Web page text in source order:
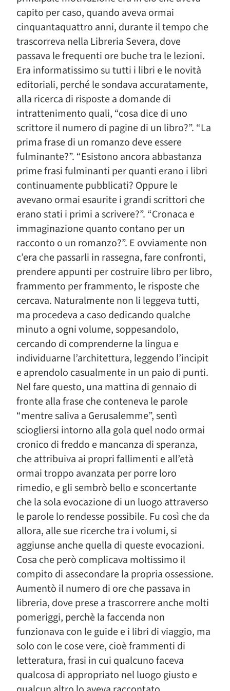
capito per caso, quando aveva ormai
cinquantaquattro anni, durante il tempo che
trascorreva nella Libreria Severa, dove
passava le frequenti ore buche tra le lezioni.
Era informatissimo su tutti i libri e le novità
editoriali, perché le sondava accuratamente,
alla ricerca di risposte a domande di
intrattenimento quali, “cosa dice di uno
scrittore il numero di pagine di un libro?”. “La
prima frase di un romanzo deve essere
fulminante?”. “Esistono ancora abbastanza
prime frasi fulminanti per quanti erano i libri
continuamente pubblicati? Oppure le
avevano ormai esaurite i grandi scrittori che
erano stati i primi a scrivere?”. “Cronaca e
immaginazione quanto contano per un
racconto o un romanzo?”. E ovviamente non
c’era che passarli in rassegna, fare confronti,
prendere appunti per costruire libro per libro,
frammento per frammento, le risposte che
cercava. Naturalmente non li leggeva tutti,
ma procedeva a caso dedicando qualche
minuto a ogni volume, soppesandolo,
cercando di comprenderne la lingua e
individuarne l’architettura, leggendo l’incipit
e aprendolo casualmente in un paio di punti.
Nel fare questo, una mattina di gennaio di
fronte alla frase che conteneva le parole
“mentre saliva a Gerusalemme”, sentì
sciogliersi intorno alla gola quel nodo ormai
cronico di freddo e mancanza di speranza,
che attribuiva ai propri fallimenti e all’età
ormai troppo avanzata per porre loro
rimedio, e gli sembrò bello e sconcertante
che la sola evocazione di un luogo attraverso
le parole lo rendesse possibile. Fu così che da
allora, alle sue ricerche tra i volumi, si
aggiunse anche quella di queste evocazioni.
Cosa che però complicava moltissimo il
compito di assecondare la propria ossessione.
Aumentò il numero di ore che passava in
libreria, dove prese a trascorrere anche molti
pomeriggi, perchè la faccenda non
funzionava con le guide e i libri di viaggio, ma
solo con le cose vere, cioè frammenti di
letteratura, frasi in cui qualcuno faceva
qualcosa di appropriato nel luogo giusto e